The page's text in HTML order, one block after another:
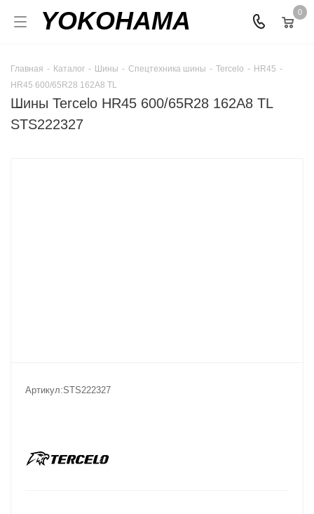
YOKOHAMA 0
Главная - Каталог - Шины - Спецтехника шины - Tercelo - HR45 -
HR45 600/65R28 162A8 TL
Шины Tercelo HR45 600/65R28 162A8 TL
STS222327
Артикул:STS222327